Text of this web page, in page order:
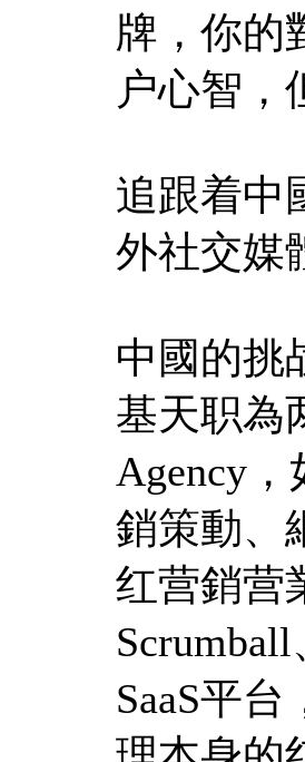
牌，你的
户心智，
追跟着中
外社交媒
中國的挑
基天职為
Agency
銷策動、
红营銷营
SaaS平